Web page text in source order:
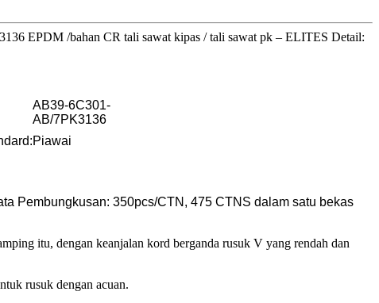
EPDM /bahan CR tali sawat kipas / tali sawat pk – ELITES Detail:
AB39-6C301-
AB/7PK3136
Piawai
Pembungkusan: 350pcs/CTN, 475 CTNS dalam satu bekas
itu, dengan keanjalan kord berganda rusuk V yang rendah dan
rusuk dengan acuan.